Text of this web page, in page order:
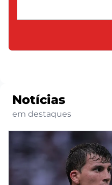
Notícias
em destaques